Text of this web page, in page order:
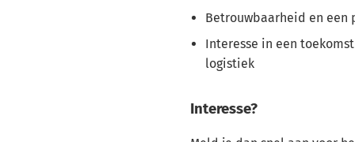
Betrouwbaarheid en een
Interesse in een
logistiek
Interesse?